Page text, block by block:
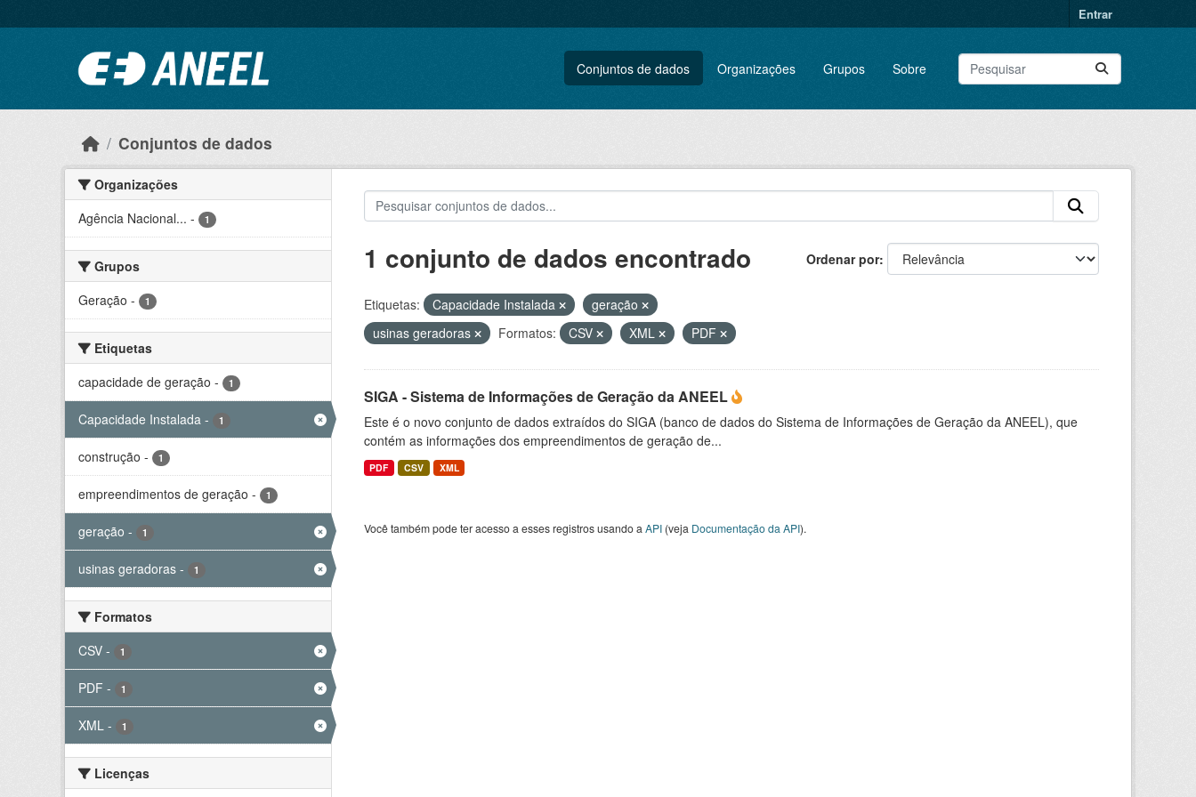
Entrar
Conjuntos de dados Organizações Grupos Sobre
Conjuntos de dados
Organizações
Agência Nacional... - 1
Grupos
Geração - 1
Etiquetas
capacidade de geração - 1
Capacidade Instalada - 1
construção - 1
empreendimentos de geração - 1
geração - 1
usinas geradoras - 1
Formatos
CSV - 1
PDF - 1
XML - 1
Licenças
Ordenar por
1 conjunto de dados encontrado
Etiquetas: Capacidade Instalada
geração
usinas geradoras
Formatos: CSV XML PDF
SIGA - Sistema de Informações de Geração da ANEEL
Este é o novo conjunto de dados extraídos do SIGA (banco de dados do Sistema de Informações de Geração da ANEEL), que
contém as informações dos empreendimentos de geração de...
PDF CSV XML
Você também pode ter acesso a esses registros usando a API(veja Documentação da API).